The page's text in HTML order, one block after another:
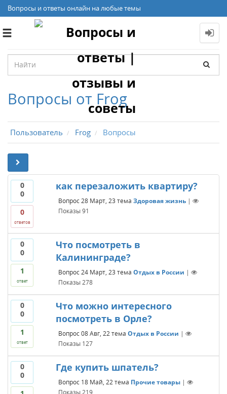
Вопросы и ответы онлайн на любые темы
Toggle
Вопросы от Frog
Пользователь Frog Вопросы
0
0
0
ответов
как перезаложить квартиру?
Вопрос 28 Март, 23 тема Здоровая жизнь |
Показы91
0
0
1
ответ
Что посмотреть в
Калининграде?
Вопрос 24 Март, 23 тема Отдых в России |
Показы278
0
0
1
ответ
Что можно интересного
посмотреть в Орле?
Вопрос 08 Авг, 22 тема Отдых в России |
Показы 127
0
0
Где купить шпатель?
Вопрос 18 Май, 22 тема Прочие товары |
Показы219